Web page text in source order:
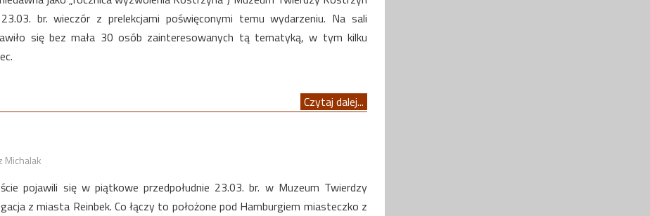
br. wieczór z prelekcjami poświęconymi temu wydarzeniu. Na sali
się bez mała 30 osób zainteresowanych tą tematyką, w tym kilku
Czytaj dalej...
Michalak
pojawili się w piątkowe przedpołudnie 23.03. br. w Muzeum Twierdzy
z miasta Reinbek. Co łączy to położone pod Hamburgiem miasteczko z